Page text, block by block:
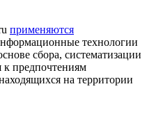
применяются
технологии
сбора, систематизации
к предпочтениям
на территории